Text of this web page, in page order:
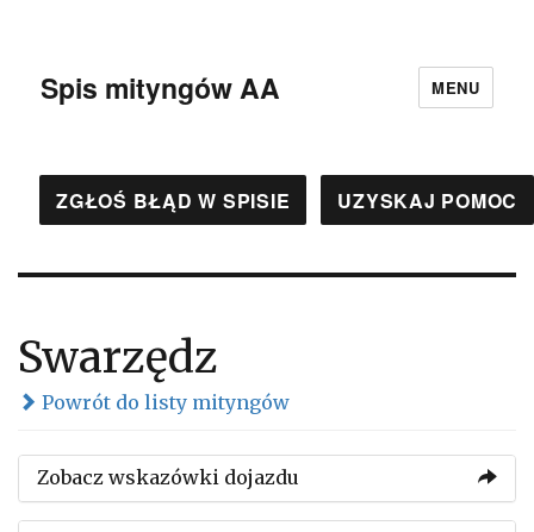
Spis mityngów AA MENU
ZGŁOŚ BŁĄD W SPISIE UZYSKAJ POMOC
Swarzędz
Powrót do listy mityngów
Zobacz wskazówki dojazdu